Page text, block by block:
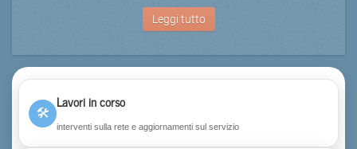
Leggi tutto
🛠
Lavori in corso
interventi sulla rete e aggiornamenti sul servizio